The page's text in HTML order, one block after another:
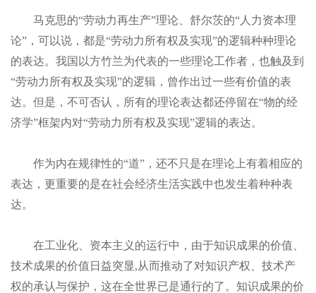
马克思的“劳动力再生产”理论、舒尔茨的“ 人力资本理
论”，可以说，都是“劳动力所有权及实现”的逻辑种种理论
的表达。我国以方竹兰为代表的一些理论工作者，也触及到
“劳动力所有权及实现”的逻辑，曾作出过一些有价值的表
达。但是，不可否认，所有的理论表达都还停留在“物的经
济学”框架内对“劳动力所有权及实现”逻辑的表达。
作为内在规律性的“道”，还不只是在理论上有着相应的
表达，更重要的是在社会经济生活实践中也发生着种种表
达。
在工业化、资本主义的运行中，由于知识成果的价值
技术成果的价值日益突显,从而推动了对知识产权、技术产
权的承认与保护，这在全世界已是通行的了。知识成果的价